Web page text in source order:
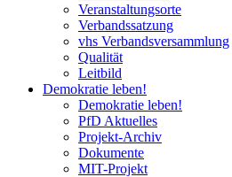
Veranstaltungsorte
Verbandssatzung
vhs Verbandsversammlung
Qualität
Leitbild
Demokratie leben!
Demokratie leben!
PfD Aktuelles
Projekt-Archiv
Dokumente
MIT-Projekt